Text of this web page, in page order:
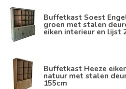
Buffetkast Soest
groen met stalen
eiken interieur en lijst
Buffetkast Heeze
natuur met stalen
155cm